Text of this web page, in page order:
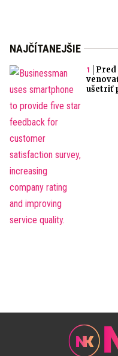
NAJČÍTANEJŠIE
ušetriť